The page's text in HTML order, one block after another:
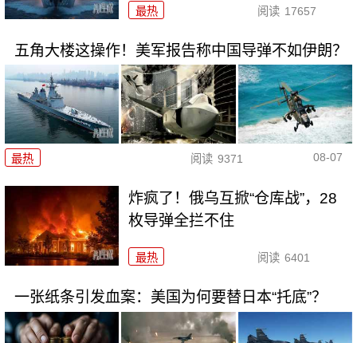
最热 阅读 17657
五角大楼这操作！美军报告称中国导弹不如伊朗？
最热 阅读 9371 08-07
炸疯了！俄乌互掀“仓库战”，28
枚导弹全拦不住
最热 阅读 6401
一张纸条引发血案：美国为何要替日本“托底”？